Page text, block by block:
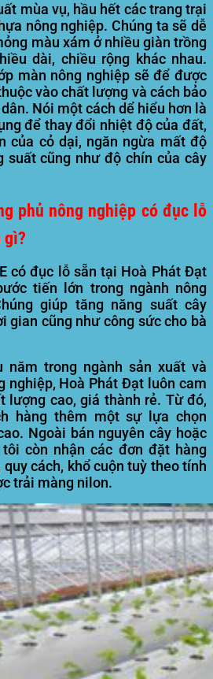
mùa vụ, hầu hết các trang trại
nông nghiệp. Chúng ta sẽ dễ
màu xám ở nhiều giàn trồng
dài, chiều rộng khác nhau.
màn nông nghiệp sẽ để được
vào chất lượng và cách bảo
Nói một cách dể hiểu hơn là
để thay đổi nhiệt độ của đất,
của cỏ dại, ngăn ngừa mất độ
suất cũng như độ chín của cây
phủ nông nghiệp có đục lỗ
gì?
có đục lỗ sẵn tại Hoà Phát Đạt
tiến lớn trong ngành nông
giúp tăng năng suất cây
gian cũng như công sức cho bà
năm trong ngành sản xuất và
nghiệp, Hoà Phát Đạt luôn cam
lượng cao, giá thành rẻ. Từ đó,
hàng thêm một sự lựa chọn
Ngoài bán nguyên cây hoặc
tôi còn nhận các đơn đặt hàng
cách, khổ cuộn tuỳ theo tính
trải màng nilon.